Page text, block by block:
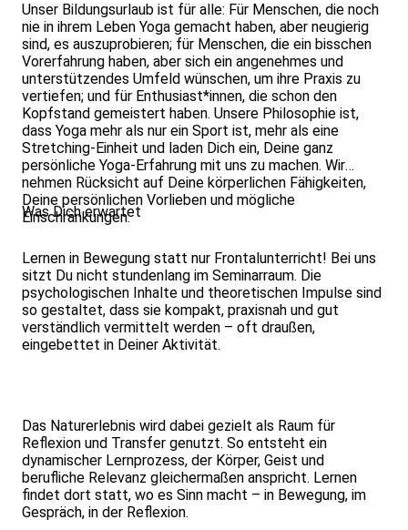
Unser Bildungsurlaub ist für alle: Für Menschen, die noch
nie in ihrem Leben Yoga gemacht haben, aber neugierig
sind, es auszuprobieren; für Menschen, die ein bisschen
Vorerfahrung haben, aber sich ein angenehmes und
unterstützendes Umfeld wünschen, um ihre Praxis zu
vertiefen; und für Enthusiast*innen, die schon den
Kopfstand gemeistert haben. Unsere Philosophie ist,
dass Yoga mehr als nur ein Sport ist, mehr als eine
Stretching-Einheit und laden Dich ein, Deine ganz
persönliche Yoga-Erfahrung mit uns zu machen. Wir
nehmen Rücksicht auf Deine körperlichen Fähigkeiten,
Deine persönlichen Vorlieben und mögliche
Einschränkungen.
Was Dich erwartet
Lernen in Bewegung statt nur Frontalunterricht! Bei uns
sitzt Du nicht stundenlang im Seminarraum. Die
psychologischen Inhalte und theoretischen Impulse sind
so gestaltet, dass sie kompakt, praxisnah und gut
verständlich vermittelt werden – oft draußen,
eingebettet in Deiner Aktivität.
Das Naturerlebnis wird dabei gezielt als Raum für
Reflexion und Transfer genutzt. So entsteht ein
dynamischer Lernprozess, der Körper, Geist und
berufliche Relevanz gleichermaßen anspricht. Lernen
findet dort statt, wo es Sinn macht – in Bewegung, im
Gespräch, in der Reflexion.